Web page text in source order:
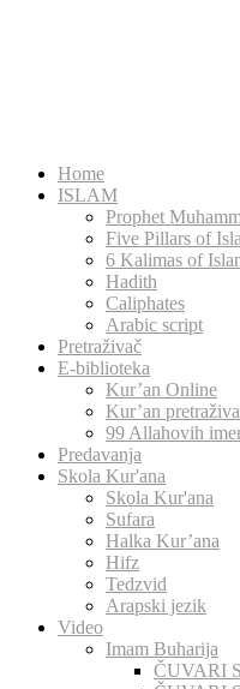
Home
ISLAM
Prophet
Five Pillars of
6 Kalimas of
Hadith
Caliphates
Arabic script
Pretraživač
E-biblioteka
Kur’an Online
Kur’an
99 Allahovih
Predavanja
Skola Kur'ana
Skola Kur'ana
Sufara
Halka Kur’ana
Hifz
Tedzvid
Arapski jezik
Video
Imam Buharija
ČUVARI